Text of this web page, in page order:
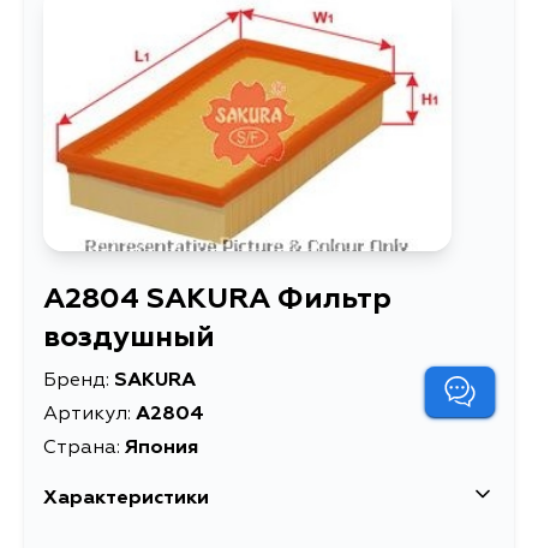
A2804 SAKURA Фильтр
воздушный
Бренд: SAKURA
Артикул: A2804
Страна: Япония
Характеристики